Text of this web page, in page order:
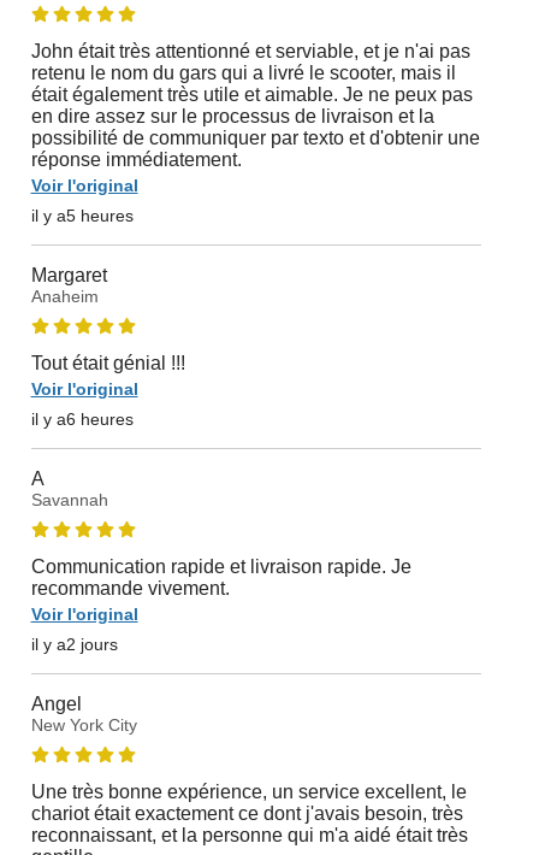
John était très attentionné et serviable, et je n'ai pas
retenu le nom du gars qui a livré le scooter, mais il
était également très utile et aimable. Je ne peux pas
en dire assez sur le processus de livraison et la
possibilité de communiquer par texto et d'obtenir une
réponse immédiatement.
Voir l'original
il y a5 heures
Margaret
Anaheim
Tout était génial !!!
Voir l'original
il y a6 heures
A
Savannah
Communication rapide et livraison rapide. Je
recommande vivement.
Voir l'original
il y a2 jours
Angel
New York City
Une très bonne expérience, un service excellent, le
chariot était exactement ce dont j'avais besoin, très
reconnaissant, et la personne qui m'a aidé était très